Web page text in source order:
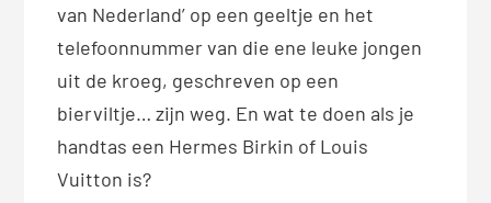
van Nederland’ op een geeltje en het
telefoonnummer van die ene leuke jongen
uit de kroeg, geschreven op een
bierviltje… zijn weg. En wat te doen als je
handtas een Hermes Birkin of Louis
Vuitton is?